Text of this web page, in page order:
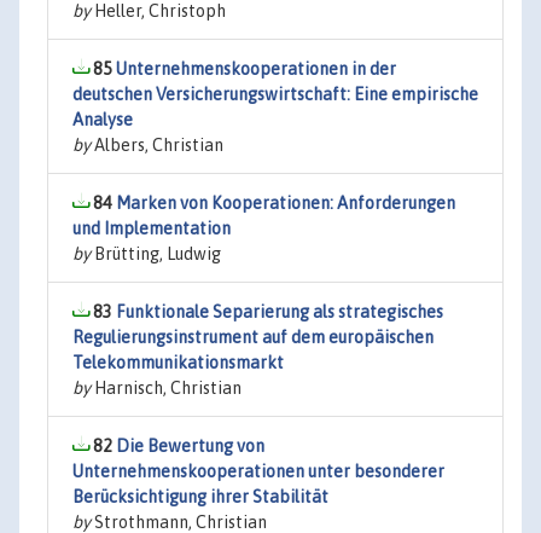
byHeller, Christoph
85Unternehmenskooperationen in der
deutschen Versicherungswirtschaft: Eine empirische
Analyse
byAlbers, Christian
84 Marken von Kooperationen: Anforderungen
und Implementation
byBrütting, Ludwig
83 Funktionale Separierung als strategisches
Regulierungsinstrument auf dem europäischen
Telekommunikationsmarkt
byHarnisch, Christian
82 Die Bewertung von
Unternehmenskooperationen unter besonderer
Berücksichtigung ihrer Stabilität
byStrothmann, Christian